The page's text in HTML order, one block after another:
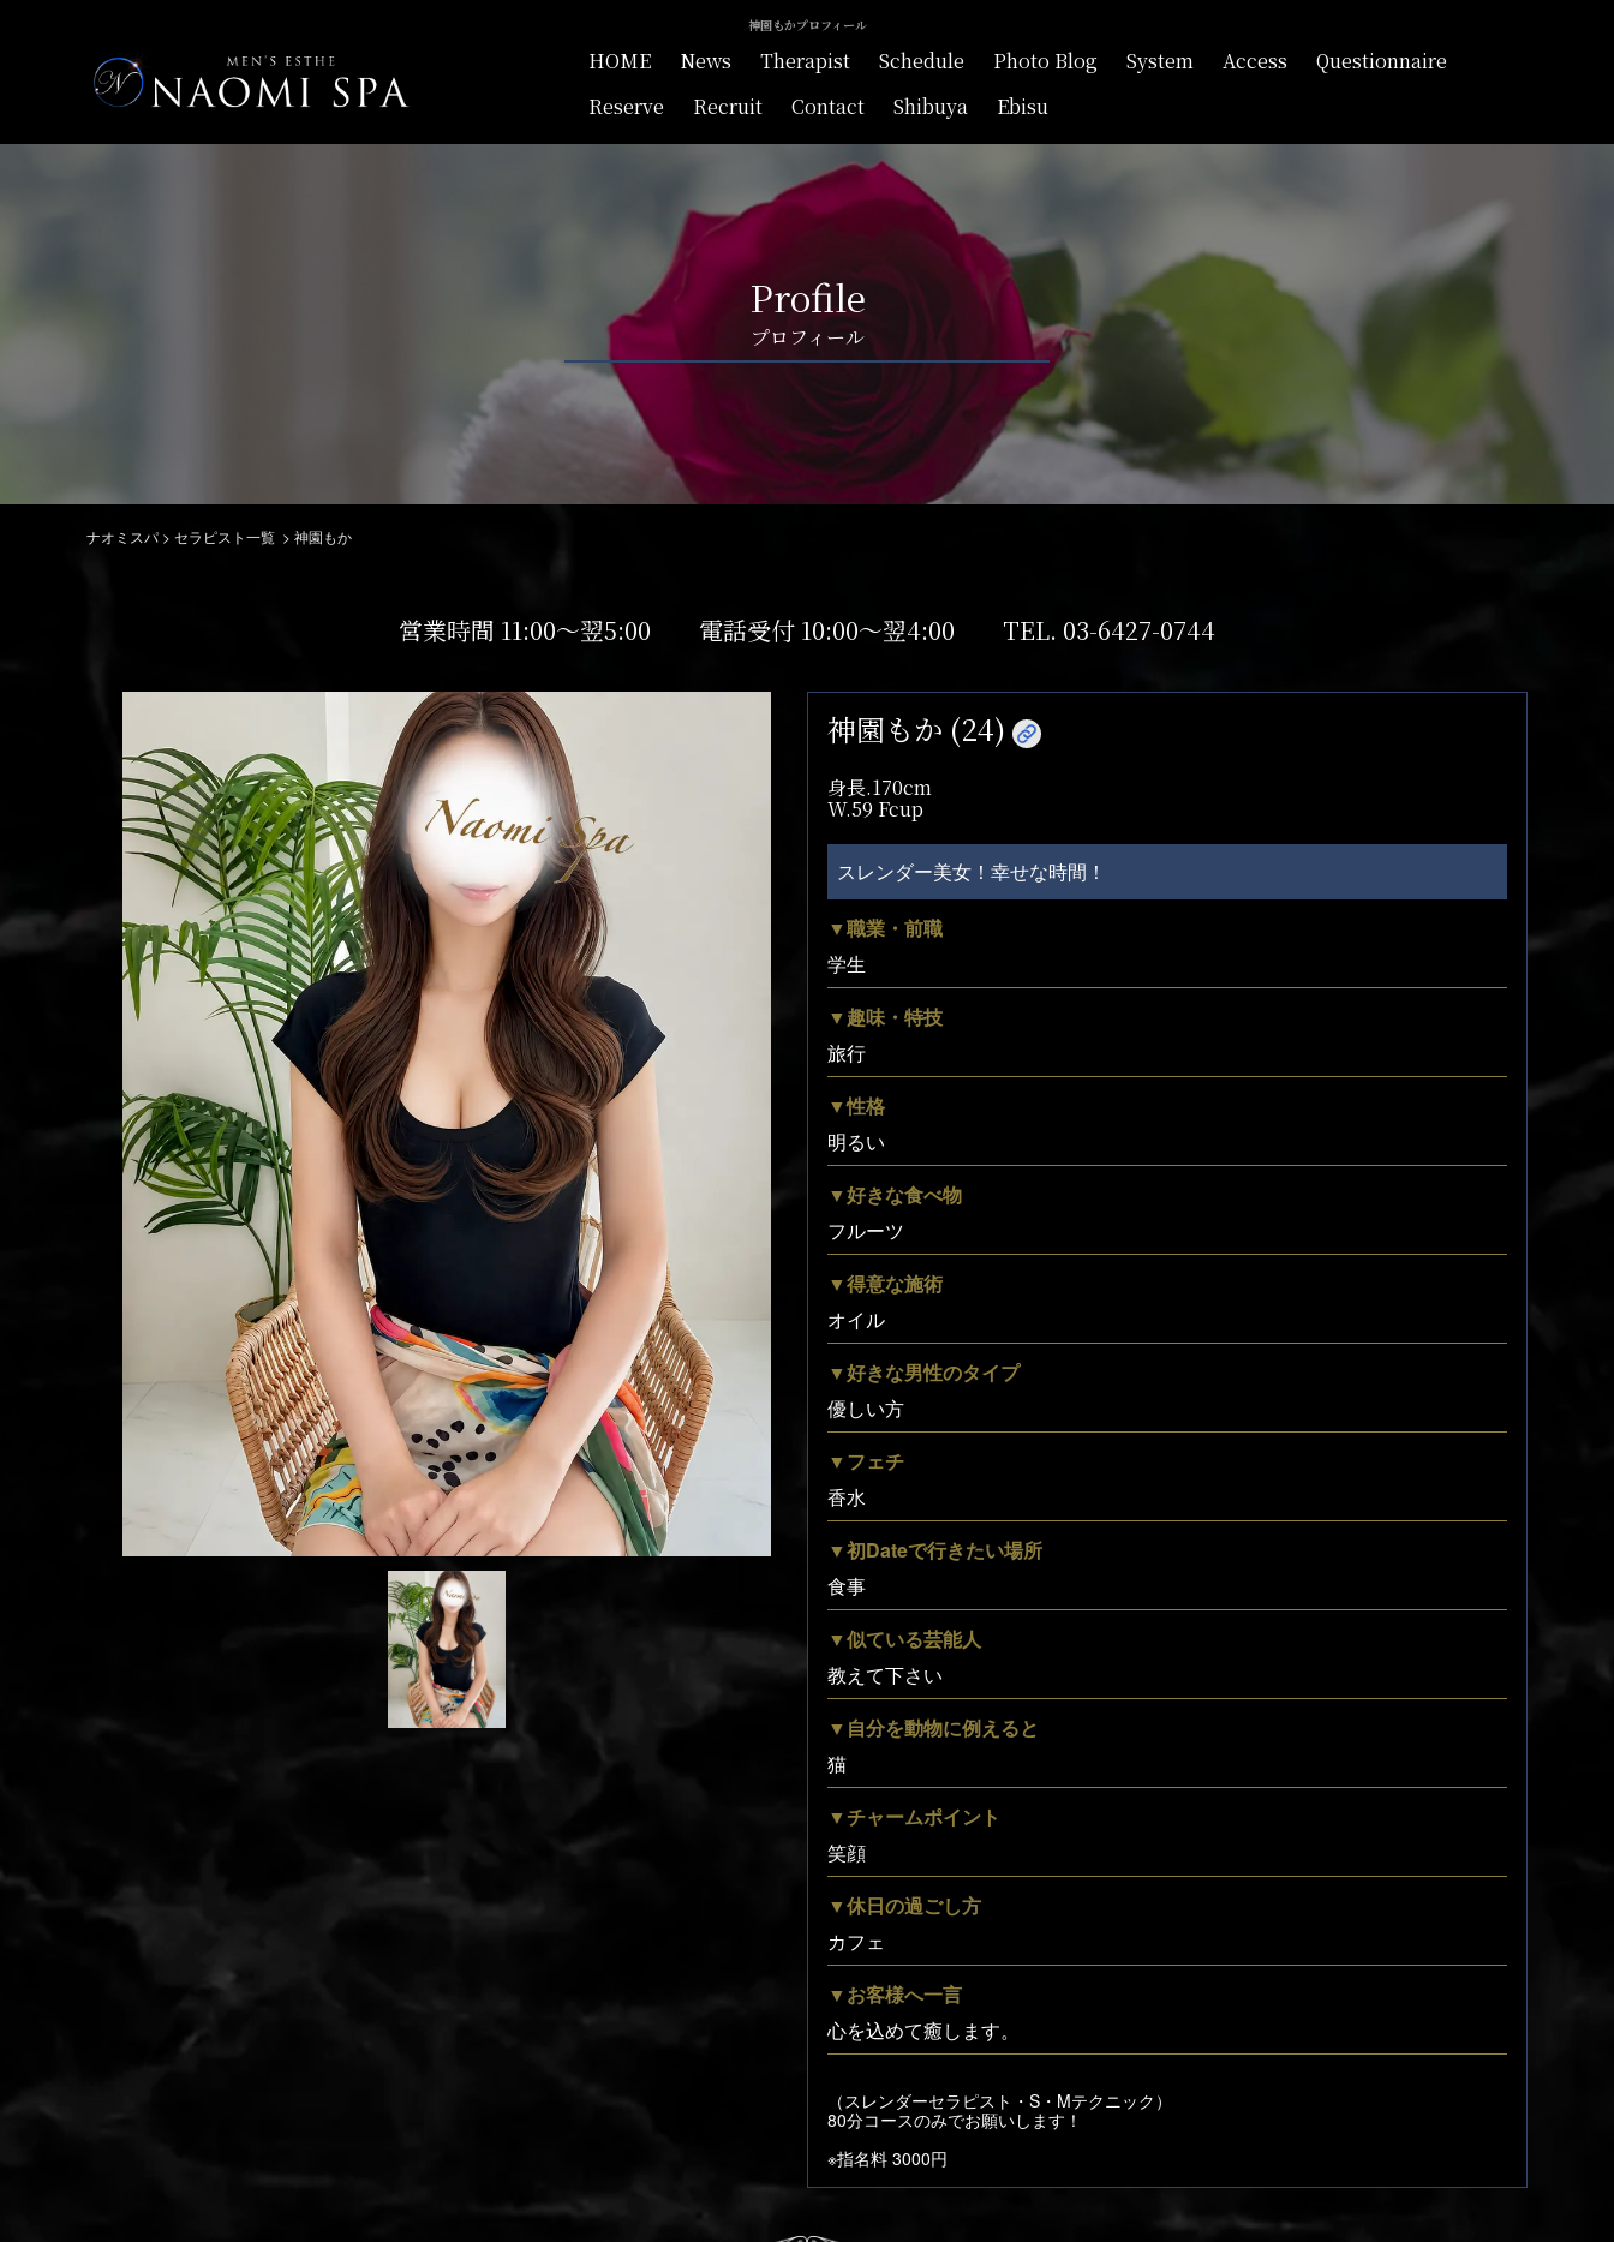
神園もかプロフィール
HOME News Therapist Schedule Photo Blog System Access
Questionnaire
Reserve
Recruit Contact Shibuya Ebisu
Profile
プロフィール
ナオミスパ > セラピスト一覧 > 神園もか
営業時間 11:00～翌5:00 電話受付 10:00～翌4:00 TEL. 03-6427-0744
神園もか (24)
身長.170cm
W.59 Fcup
スレンダー美女！幸せな時間！
▼職業・前職
学生
▼趣味・特技
旅行
▼性格
明るい
▼好きな食べ物
フルーツ
▼得意な施術
オイル
▼好きな男性のタイプ
優しい方
▼フェチ
香水
▼初Dateで行きたい場所
食事
▼似ている芸能人
教えて下さい
▼自分を動物に例えると
猫
▼チャームポイント
笑顔
▼休日の過ごし方
カフェ
▼お客様へ一言
心を込めて癒します。
（スレンダーセラピスト・S・Mテクニック）
80分コースのみでお願いします！
※指名料 3000円